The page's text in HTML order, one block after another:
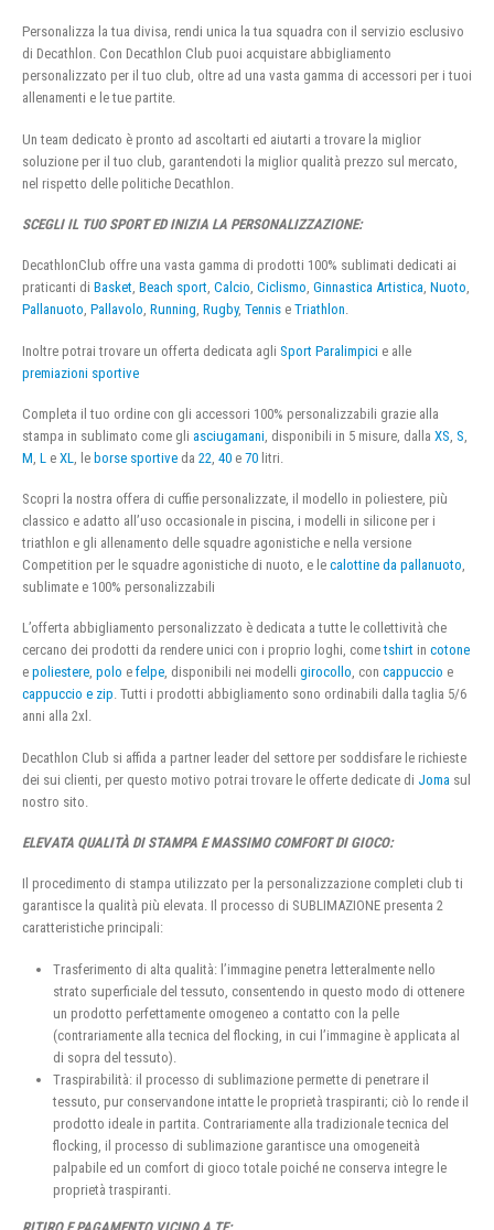
Personalizza la tua divisa, rendi unica la tua squadra con il servizio esclusivo
di Decathlon. Con Decathlon Club puoi acquistare abbigliamento
personalizzato per il tuo club, oltre ad una vasta gamma di accessori per i tuoi
allenamenti e le tue partite.
Un team dedicato è pronto ad ascoltarti ed aiutarti a trovare la miglior
soluzione per il tuo club, garantendoti la miglior qualità prezzo sul mercato,
nel rispetto delle politiche Decathlon.
SCEGLI IL TUO SPORT ED INIZIA LA PERSONALIZZAZIONE:
DecathlonClub offre una vasta gamma di prodotti 100% sublimati dedicati ai
praticanti di Basket, Beach sport, Calcio, Ciclismo, Ginnastica Artistica, Nuoto,
Pallanuoto, Pallavolo, Running, Rugby, Tennis e Triathlon.
Inoltre potrai trovare un offerta dedicata agli Sport Paralimpici e alle
premiazioni sportive
Completa il tuo ordine con gli accessori 100% personalizzabili grazie alla
stampa in sublimato come gli asciugamani , disponibili in 5 misure, dalla XS S
M L e XL , le borse sportive da 22 40 e 70 litri.
Scopri la nostra offera di cuffie personalizzate, il modello in poliestere, più
classico e adatto all’uso occasionale in piscina, i modelli in silicone per i
triathlon e gli allenamento delle squadre agonistiche e nella versione
Competition per le squadre agonistiche di nuoto, e le calottine da pallanuoto,
sublimate e 100% personalizzabili
L’offerta abbigliamento personalizzato è dedicata a tutte le collettività che
cercano dei prodotti da rendere unici con i proprio loghi, cometshirt in cotone
e poliestere, polo e felpe, disponibili nei modelli girocollo, con cappuccio e
cappuccio e zip. Tutti i prodotti abbigliamento sono ordinabili dalla taglia 5/6
anni alla 2xl.
Decathlon Club si affida a partner leader del settore per soddisfare le richieste
dei sui clienti, per questo motivo potrai trovare le offerte dedicate di Joma sul
nostro sito.
ELEVATA QUALITÀ DI STAMPA E MASSIMO COMFORT DI GIOCO:
Il procedimento di stampa utilizzato per la personalizzazione completi club ti
garantisce la qualità più elevata. Il processo di SUBLIMAZIONE presenta 2
caratteristiche principali:
Trasferimento di alta qualità: l’immagine penetra letteralmente nello
strato superficiale del tessuto, consentendo in questo modo di ottenere
un prodotto perfettamente omogeneo a contatto con la pelle
(contrariamente alla tecnica del flocking, in cui l’immagine è applicata al
di sopra del tessuto).
Traspirabilità: il processo di sublimazione permette di penetrare il
tessuto, pur conservandone intatte le proprietà traspiranti; ciò lo rende il
prodotto ideale in partita. Contrariamente alla tradizionale tecnica del
flocking, il processo di sublimazione garantisce una omogeneità
palpabile ed un comfort di gioco totale poiché ne conserva integre le
proprietà traspiranti.